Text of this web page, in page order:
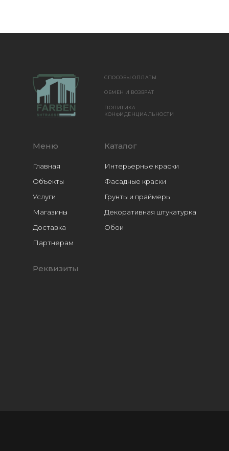
Каталог
Интерьерные краски
Фасадные краски
Грунты и праймеры
Декоративная штукатурка
Обои
Расходники
Меню
Главная
Объекты
Услуги
Магазины
Доставка
Реквизиты
ОБМЕН И ВОЗВРАТ
СПОСОБЫ ОПЛАТЫ
ПОЛИТИКА
КОНФИДЕНЦИАЛЬНОСТИ
Партнерам